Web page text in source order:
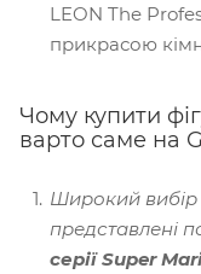
LEON The
прикрасою
Чому купити
варто саме на
Широкий вибір
представлені
серії Super